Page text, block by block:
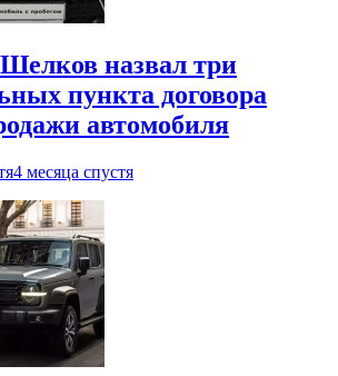
назвал три
пункта договора
автомобиля
4 месяца спустя